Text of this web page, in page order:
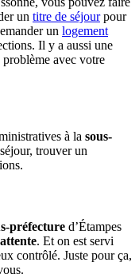
un titre de séjourpour
un logement
Il y a aussi une
avec votre
à la sous-
trouver un
préfecture d’Étampes
. Et on est servi
contrôlé. Juste pour ça,